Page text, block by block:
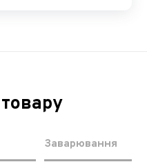
Заварювання